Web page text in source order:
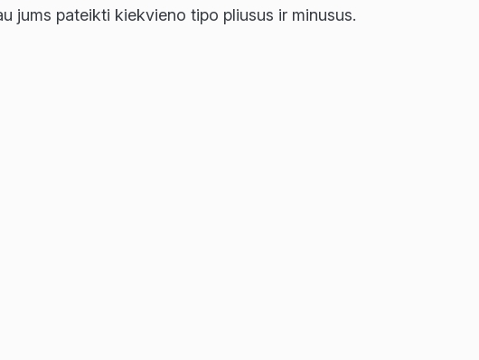
jums pateikti kiekvieno tipo pliusus ir minusus.